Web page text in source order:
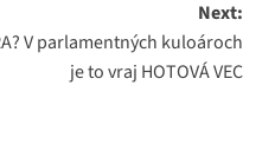
Next:
V parlamentných kuloároch
je to vraj HOTOVÁ VEC